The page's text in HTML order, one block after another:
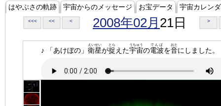
はやぶさの軌跡 宇宙からのメッセージ お宝データ 宇宙カレン
<<< << < 2008年02月 21日 >
♪ 「あけぼの」 衛星
えいせい
が捉
とら
えた宇宙
うちゅう
の電波
でんぱ
を音
おと
にしました。